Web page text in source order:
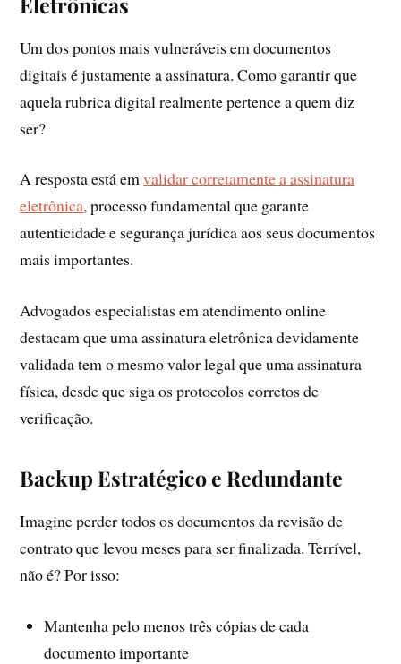
Um dos pontos mais vulneráveis em documentos
digitais é justamente a assinatura. Como garantir que
aquela rubrica digital realmente pertence a quem diz
ser?
A resposta está emvalidar corretamente a assinatura
eletrônica, processo fundamental que garante
autenticidade e segurança jurídica aos seus documentos
mais importantes.
Advogados especialistas em atendimento online
destacam que uma assinatura eletrônica devidamente
validada tem o mesmo valor legal que uma assinatura
física, desde que siga os protocolos corretos de
verificação.
Backup Estratégico e Redundante
Imagine perder todos os documentos da revisão de
contrato que levou meses para ser finalizada. Terrível,
não é? Por isso:
Mantenha pelo menos três cópias de cada
documento importante